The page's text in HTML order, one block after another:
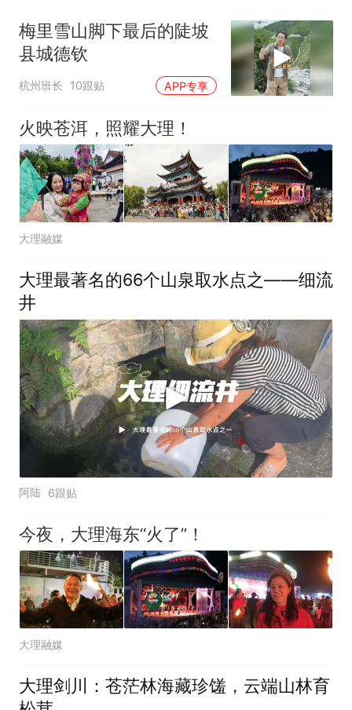
梅里雪山脚下最后的陡坡
县城德钦
杭州班长 10跟贴 APP专享
火映苍洱，照耀大理！
大理融媒
大理最著名的66个山泉取水点之——细流
井
阿陆 6跟贴
今夜，大理海东“火了”！
大理融媒
大理剑川：苍茫林海藏珍馐，云端山林育